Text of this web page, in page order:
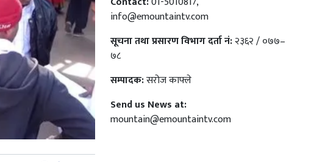
info@emountaintv.com
सूचना तथा प्रसारण विभाग दर्ता नं:२३६२ / ०७७–
७८
सम्पादक:सरोज काफ्ले
Send us News at:
mountain@emountaintv.com